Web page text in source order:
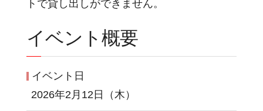
トで貸し出しができません。
イベント概要
イベント日
2026年2月12日（木）